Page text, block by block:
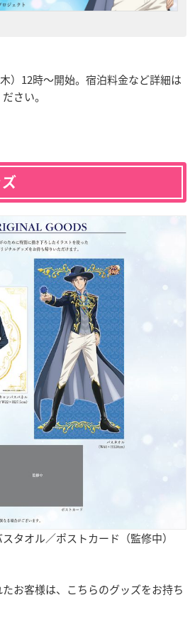
）12時〜開始。宿泊料金など詳細は
さい。
タオル／ポストカード（監修中）
お客様は、こちらのグッズをお持ち